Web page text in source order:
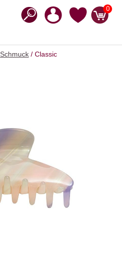
0
Schmuck / Classic